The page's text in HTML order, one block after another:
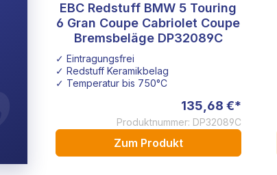
EBC Redstuff BMW 5 Touring
6 Gran Coupe Cabriolet Coupe
Bremsbeläge DP32089C
✓ Eintragungsfrei
✓ Redstuff Keramikbelag
✓ Temperatur bis 750°C
135,68 €*
Produktnummer: DP32089C
Zum Produkt